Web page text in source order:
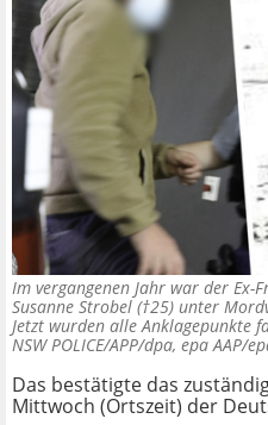
Im vergangenen Jahr war der
Susanne Strobel (†25) unter
Jetzt wurden alle Anklagepunkte
NSW POLICE/APP/dpa, epa AAP/
Das bestätigte das
Mittwoch (Ortszeit) der